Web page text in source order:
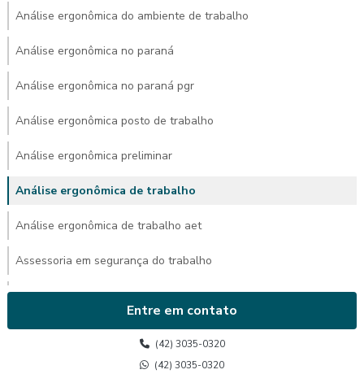
Análise ergonômica do ambiente de trabalho
Análise ergonômica no paraná
Análise ergonômica no paraná pgr
Análise ergonômica posto de trabalho
Análise ergonômica preliminar
Análise ergonômica de trabalho
Análise ergonômica de trabalho aet
Assessoria em segurança do trabalho
Avaliação ambiental de calor
Avaliação de calor
Avaliação de calor segurança do trabalho
Entre em contato
(42) 3035-0320
(42) 3035-0320